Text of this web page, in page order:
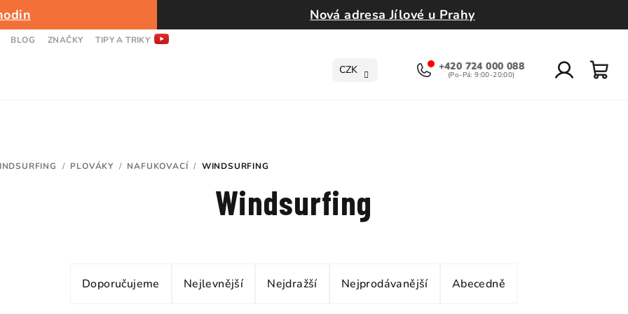
Nová adresa Jílové u Prahy
BLOG ZNAČKY TIPY A TRIKY
CZK +420 724 000 088
/ PLOVÁKY / NAFUKOVACÍ / WINDSURFING
Windsurfing
Doporučujeme Nejlevnější Nejdražší Nejprodávanější Abecedně